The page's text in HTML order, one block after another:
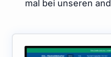
mal bei unseren